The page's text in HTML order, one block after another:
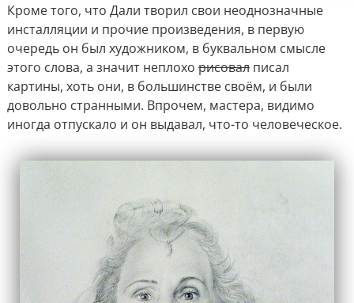
Кроме того, что Дали творил свои неоднозначные
инсталляции и прочие произведения, в первую
очередь он был художником, в буквальном смысле
этого слова, а значит неплохо рисовалписал
картины, хоть они, в большинстве своём, и были
довольно странными. Впрочем, мастера, видимо
иногда отпускало и он выдавал, что-то человеческое.